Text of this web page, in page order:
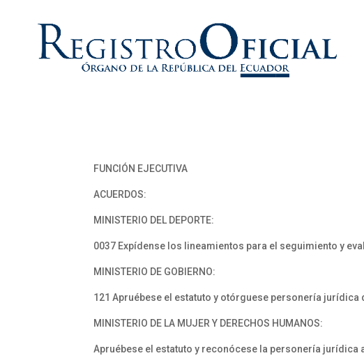
FUNCIÓN EJECUTIVA
ACUERDOS:
MINISTERIO DEL DEPORTE:
0037 Expídense los lineamientos para el seguimiento y
MINISTERIO DE GOBIERNO:
121 Apruébese el estatuto y otórguese personería
MINISTERIO DE LA MUJER Y DERECHOS HUMANOS:
Apruébese el estatuto y reconócese la personería